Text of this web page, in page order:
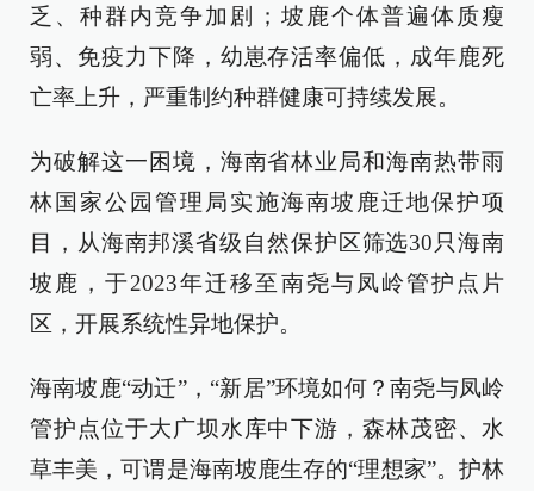
乏、种群内竞争加剧；坡鹿个体普遍体质瘦
弱、免疫力下降，幼崽存活率偏低，成年鹿死
亡率上升，严重制约种群健康可持续发展。
为破解这一困境，海南省林业局和海南热带雨
林国家公园管理局实施海南坡鹿迁地保护项
目，从海南邦溪省级自然保护区筛选30只海南
坡鹿，于2023年迁移至南尧与凤岭管护点片
区，开展系统性异地保护。
海南坡鹿“动迁”，“新居”环境如何？南尧与凤岭
管护点位于大广坝水库中下游，森林茂密、水
草丰美，可谓是海南坡鹿生存的“理想家”。护林